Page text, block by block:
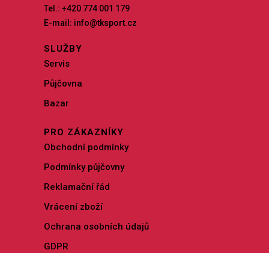
Tel.: +420 774 001 179
E-mail: info@tksport.cz
SLUŽBY
Servis
Půjčovna
Bazar
PRO ZÁKAZNÍKY
Obchodní podmínky
Podmínky půjčovny
Reklamační řád
Vrácení zboží
Ochrana osobních údajů
GDPR